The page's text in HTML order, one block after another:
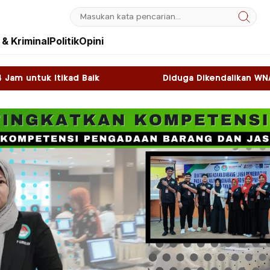
KriminalPolitikOpini
Diduga Dikendalikan WNA, Sky Game di Kawasan